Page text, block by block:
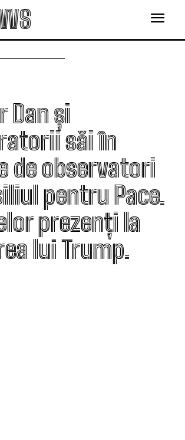
Dan și
săi în
de observatori
pentru Pace.
prezenți la
lui Trump.